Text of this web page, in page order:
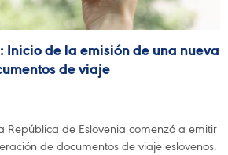
Inicio de la emisión de una nueva
de viaje
República de Eslovenia comenzó a emitir
de documentos de viaje eslovenos.